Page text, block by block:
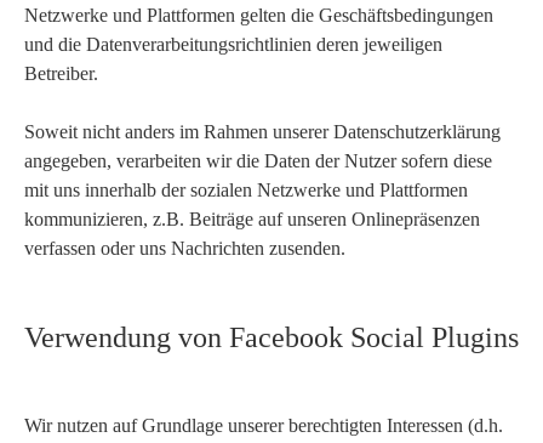
Netzwerke und Plattformen gelten die Geschäftsbedingungen
und die Datenverarbeitungsrichtlinien deren jeweiligen
Betreiber.
Soweit nicht anders im Rahmen unserer Datenschutzerklärung
angegeben, verarbeiten wir die Daten der Nutzer sofern diese
mit uns innerhalb der sozialen Netzwerke und Plattformen
kommunizieren, z.B. Beiträge auf unseren Onlinepräsenzen
verfassen oder uns Nachrichten zusenden.
Verwendung von Facebook Social Plugins
Wir nutzen auf Grundlage unserer berechtigten Interessen (d.h.